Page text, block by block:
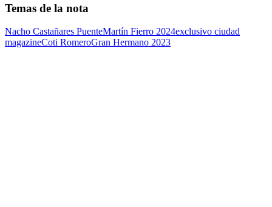
Temas de la nota
Nacho Castañares PuenteMartín Fierro 2024exclusivo ciudad
magazineCoti RomeroGran Hermano 2023